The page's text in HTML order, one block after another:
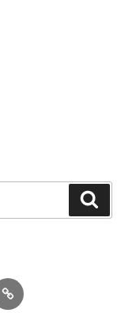
Politique
de